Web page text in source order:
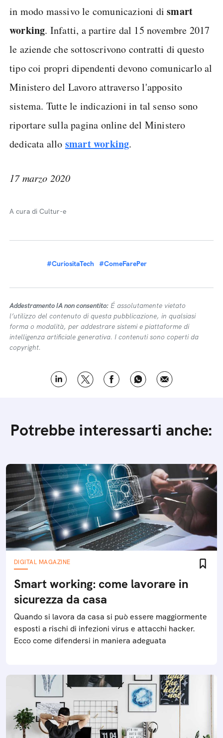
in modo massivo le comunicazioni dismart
working. Infatti, a partire dal 15 novembre 2017
le aziende che sottoscrivono contratti di questo
tipo coi propri dipendenti devono comunicarlo al
Ministero del Lavoro attraverso l'apposito
sistema. Tutte le indicazioni in tal senso sono
riportare sulla pagina online del Ministero
dedicata allo smart working.
17 marzo 2020
A cura di Cultur-e
#CuriositaTech #ComeFarePer
Addestramento IA non consentito: É assolutamente vietato
l’utilizzo del contenuto di questa pubblicazione, in qualsiasi
forma o modalità, per addestrare sistemi e piattaforme di
intelligenza artificiale generativa. I contenuti sono coperti da
copyright.
Potrebbe interessarti anche:
DIGITAL MAGAZINE
Smart working: come lavorare in
sicurezza da casa
Quando si lavora da casa si può essere maggiormente
esposti a rischi di infezioni virus e attacchi hacker.
Ecco come difendersi in maniera adeguata